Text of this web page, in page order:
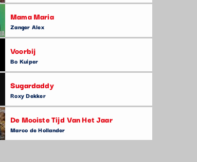
Mama Maria
Zanger Alex
Voorbij
Bo Kuiper
Sugardaddy
Roxy Dekker
De Mooiste Tijd Van Het Jaar
Marco de Hollander